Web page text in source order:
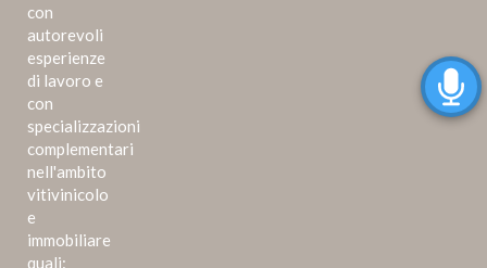
con
autorevoli
esperienze
di lavoro e
con
specializzazioni
complementari
nell'ambito
vitivinicolo
e
immobiliare
quali: